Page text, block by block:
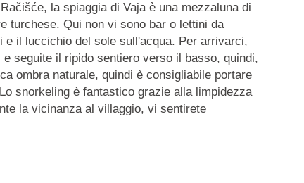
la spiaggia di Vaja è una mezzaluna di
turchese. Qui non vi sono bar o lettini da
e il luccichio del sole sull'acqua. Per arrivarci,
seguite il ripido sentiero verso il basso, quindi,
ombra naturale, quindi è consigliabile portare
snorkeling è fantastico grazie alla limpidezza
la vicinanza al villaggio, vi sentirete